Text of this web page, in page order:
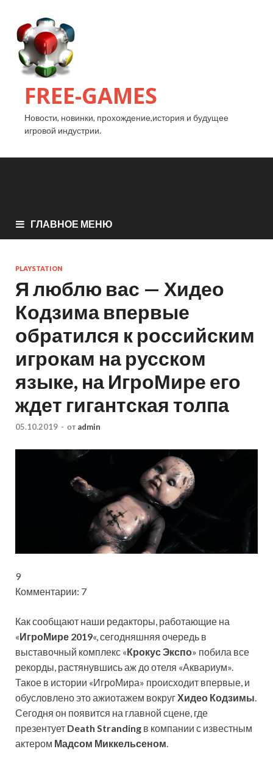
FREE-GAMES
Новости, новинки, прохождение,история и будущее
игровой индустрии.
ГЛАВНОЕ МЕНЮ
PLAYSTATION
Я люблю вас — Хидео
Кодзима впервые
обратился к российским
игрокам на русском
языке, на ИгроМире его
ждет гигантская толпа
05.10.2019 - от admin
9
Комментарии: 7
Как сообщают наши редакторы, работающие на
«ИгроМире 2019«, сегодняшняя очередь в
выставочный комплекс «Крокус Экспо» побила все
рекорды, растянувшись аж до отеля «Аквариум».
Такое в истории «ИгроМира» происходит впервые, и
обусловлено это ажиотажем вокругХидео Кодзимы
Сегодня он появится на главной сцене, где
презентует Death Stranding в компании с известным
актером Мадсом Миккельсеном